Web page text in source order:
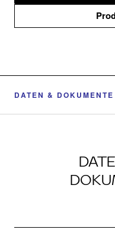
DATEN & DOKUMENTE